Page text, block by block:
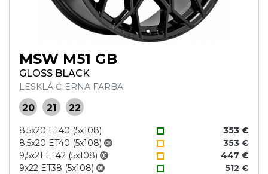
MSW M51 GB
GLOSS BLACK
LESKLÁ ČIERNA FARBA
20 21 22
8,5x20 ET40 (5x108)
353 €
8,5x20 ET40 (5x108)
353 €
9,5x21 ET42 (5x108)
447 €
9x22 ET38 (5x108)
512 €